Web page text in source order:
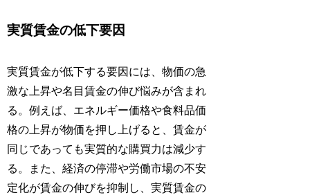
実質賃金の低下要因
実質賃金が低下する要因には、物価の急
激な上昇や名目賃金の伸び悩みが含まれ
る。例えば、エネルギー価格や食料品価
格の上昇が物価を押し上げると、賃金が
同じであっても実質的な購買力は減少す
る。また、経済の停滞や労働市場の不安
定化が賃金の伸びを抑制し、実質賃金の